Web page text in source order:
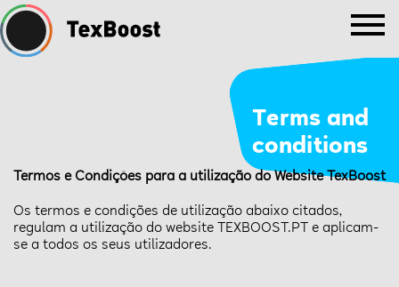
Terms and
conditions
Termos e Condições para a utilização do Website TexBoost
Os termos e condições de utilização abaixo citados,
regulam a utilização do website TEXBOOST.PT e aplicam-
se a todos os seus utilizadores.